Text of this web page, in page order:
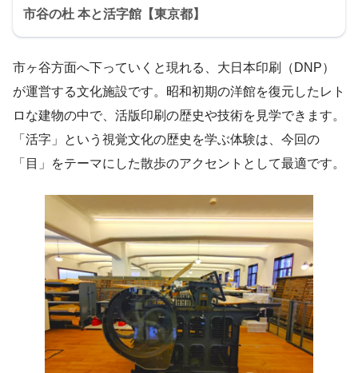
市谷の杜 本と活字館【東京都】
市ヶ谷方面へ下っていくと現れる、大日本印刷（DNP）
が運営する文化施設です。昭和初期の洋館を復元したレト
ロな建物の中で、活版印刷の歴史や技術を見学できます。
「活字」という視覚文化の歴史を学ぶ体験は、今回の
「目」をテーマにした散歩のアクセントとして最適です。